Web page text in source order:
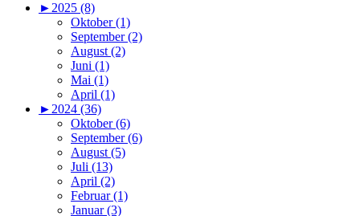
► 2025 (8)
Oktober (1)
September (2)
August (2)
Juni (1)
Mai (1)
April (1)
► 2024 (36)
Oktober (6)
September (6)
August (5)
Juli (13)
April (2)
Februar (1)
Januar (3)